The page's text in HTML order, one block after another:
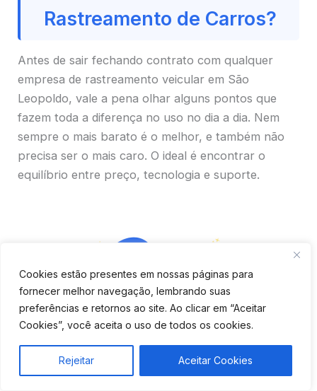
Cookies estão presentes em nossas páginas para
fornecer melhor navegação, lembrando suas
preferências e retornos ao site. Ao clicar em “Aceitar
Cookies”, você aceita o uso de todos os cookies.
Rejeitar Aceitar Cookies
Rastreamento de Carros?
Antes de sair fechando contrato com qualquer
empresa de rastreamento veicular em São
Leopoldo, vale a pena olhar alguns pontos que
fazem toda a diferença no uso no dia a dia. Nem
sempre o mais barato é o melhor, e também não
precisa ser o mais caro. O ideal é encontrar o
equilíbrio entre preço, tecnologia e suporte.